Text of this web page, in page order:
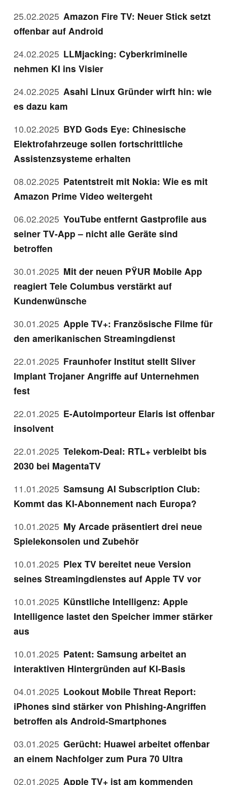
25.02.2025 Amazon Fire TV: Neuer Stick setzt
offenbar auf Android
24.02.2025 LLMjacking: Cyberkriminelle
nehmen KI ins Visier
24.02.2025 Asahi Linux Gründer wirft hin: wie
es dazu kam
10.02.2025 BYD Gods Eye: Chinesische
Elektrofahrzeuge sollen fortschrittliche
Assistenzsysteme erhalten
08.02.2025 Patentstreit mit Nokia: Wie es mit
Amazon Prime Video weitergeht
06.02.2025 YouTube entfernt Gastprofile aus
seiner TV-App – nicht alle Geräte sind
betroffen
30.01.2025 Mit der neuen PŸUR Mobile App
reagiert Tele Columbus verstärkt auf
Kundenwünsche
30.01.2025 Apple TV+: Französische Filme für
den amerikanischen Streamingdienst
22.01.2025 Fraunhofer Institut stellt Sliver
Implant Trojaner Angriffe auf Unternehmen
fest
22.01.2025 E-Autoimporteur Elaris ist offenbar
insolvent
22.01.2025 Telekom-Deal: RTL+ verbleibt bis
2030 bei MagentaTV
11.01.2025 Samsung AI Subscription Club:
Kommt das KI-Abonnement nach Europa?
10.01.2025 My Arcade präsentiert drei neue
Spielekonsolen und Zubehör
10.01.2025 Plex TV bereitet neue Version
seines Streamingdienstes auf Apple TV vor
10.01.2025 Künstliche Intelligenz: Apple
Intelligence lastet den Speicher immer stärker
aus
10.01.2025 Patent: Samsung arbeitet an
interaktiven Hintergründen auf KI-Basis
04.01.2025 Lookout Mobile Threat Report:
iPhones sind stärker von Phishing-Angriffen
betroffen als Android-Smartphones
03.01.2025 Gerücht: Huawei arbeitet offenbar
an einem Nachfolger zum Pura 70 Ultra
02.01.2025 Apple TV+ ist am kommenden